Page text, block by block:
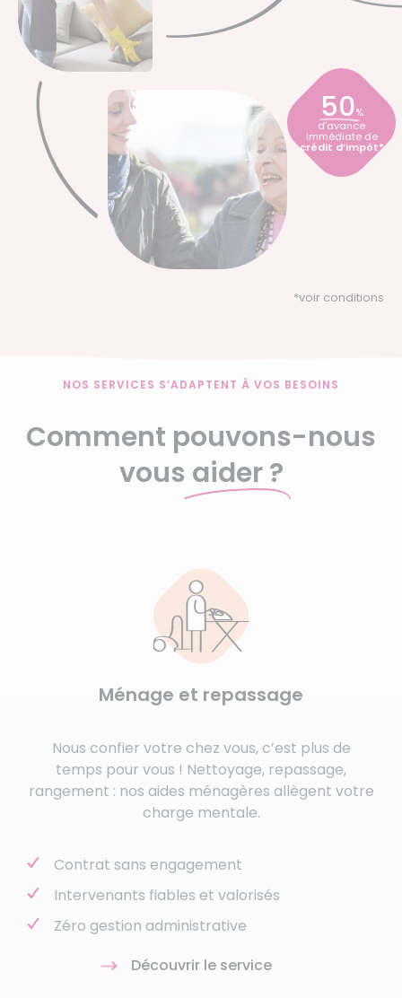
50%
d’avance
immédiate de
crédit d’impôt*
*voir conditions
NOS SERVICES S’ADAPTENT À VOS BESOINS
Comment pouvons-nous
vous aider ?
Ménage et repassage
Nous confier votre chez vous, c’est plus de
temps pour vous ! Nettoyage, repassage,
rangement : nos aides ménagères allègent votre
charge mentale.
Contrat sans engagement
Intervenants fiables et valorisés
Zéro gestion administrative
Découvrir le service